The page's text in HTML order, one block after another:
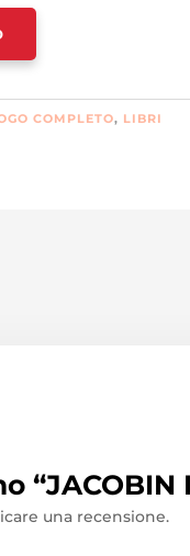
COMPLETO, LIBRI
“JACOBIN
una recensione.